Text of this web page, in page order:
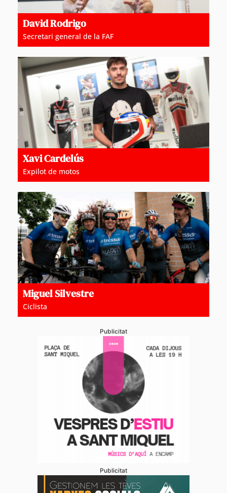
David Rodrigo
Secretari general de la FAF
Xavi Cardelús
Expilot de motos
Miguel Silvestre
Ciclista
Publicitat
Publicitat